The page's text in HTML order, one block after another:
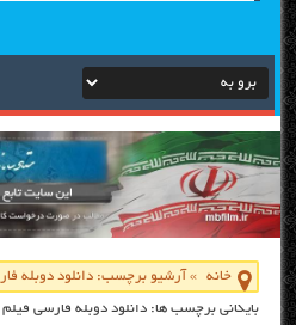
خانه » آرشیو برچسب: دانلود دوبله
بایگانی برچسب ها: دانلود دوبله فارسی